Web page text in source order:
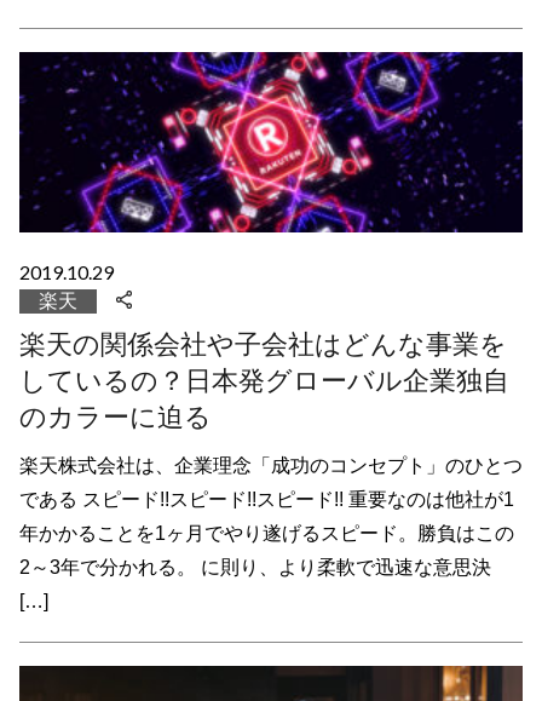
2019.10.29
楽天
楽天の関係会社や子会社はどんな事業を
しているの？日本発グローバル企業独自
のカラーに迫る
楽天株式会社は、企業理念「成功のコンセプト」のひとつ
である スピード!!スピード!!スピード!! 重要なのは他社が1
年かかることを1ヶ月でやり遂げるスピード。勝負はこの
2～3年で分かれる。 に則り、より柔軟で迅速な意思決
[…]